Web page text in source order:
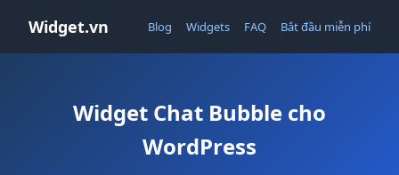
Widget.vn Blog Widgets FAQ Bắt đầu miễn phí
Widget Chat Bubble cho
WordPress